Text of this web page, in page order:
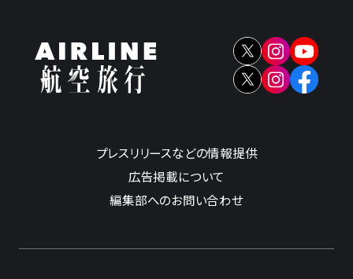
プレスリリースなどの情報提供
広告掲載について
編集部へのお問い合わせ